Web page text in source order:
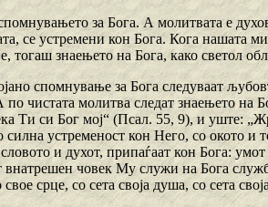
за Бога. А молитвата е
се устремени кон Бога. Кога нашата
тогаш знаењето на Бога, како светол
спомнување за Бога следуваат
по чистата молитва следат знаењето на
Ти си Бог мој“ (Псал. 55, 9), и уште:
силна устременост кон Него, со окото
и духот, припаѓаат кон Бога:
човек Му служи на Бога
свое срце, со сета своја душа, со сета